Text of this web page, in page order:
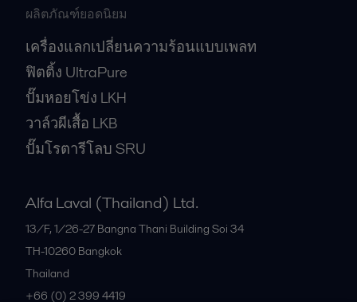
ผลิตภัณฑ์ยอดนิยม
เครื่องแลกเปลี่ยนความร้อนแบบเพลท
ฟิตติ้ง UltraPure
ปั๊มหอยโข่ง LKH
วาล์วผีเสื้อ LKB
ปั๊มโรตารีโลบ SRU
Alfa Laval (Thailand) Ltd.
13/F, 1/26-27 Bangna Thani Building Soi 34
TH-10260 Bangkok
Thailand
+66 (0) 2 399 4419